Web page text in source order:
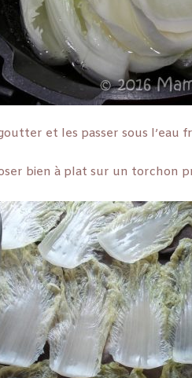
et les passer sous l’eau
bien à plat sur un torchon